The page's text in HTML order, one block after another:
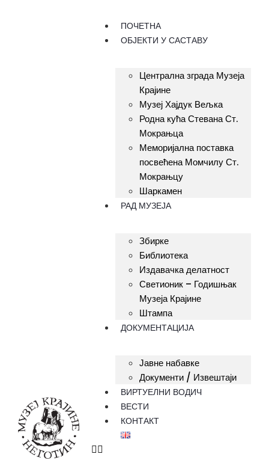
ПОЧЕТНА
ОБЈЕКТИ У САСТАВУ
Централна зграда Музеја
Крајине
Музеј Хајдук Вељка
Родна кућа Стевана Ст.
Мокрањца
Меморијална поставка
посвећена Момчилу Ст.
Мокрањцу
Шаркамен
РАД МУЗЕЈА
Збирке
Библиотека
Издавачка делатност
Светионик – Годишњак
Музеја Крајине
Штампа
ДОКУМЕНТАЦИЈА
Јавне набавке
Документи / Извештаји
ВИРТУЕЛНИ ВОДИЧ
ВЕСТИ
КОНТАКТ